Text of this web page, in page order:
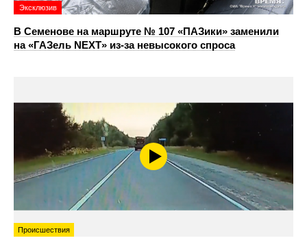
Эксклюзив
В Семенове на маршруте № 107 «ПАЗики» заменили
на «ГАЗель NEXT» из‑за невысокого спроса
Происшествия